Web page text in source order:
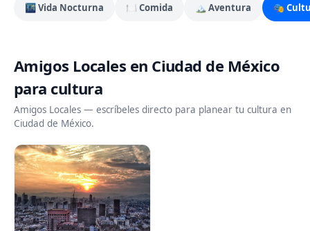
🌃Vida Nocturna 🍽️ Comida 🏔️ Aventura 🎭
Amigos Locales en Ciudad de México
para cultura
Amigos Locales — escríbeles directo para planear tu cultura en
Ciudad de México.